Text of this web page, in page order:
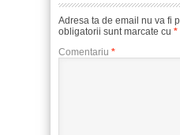
Adresa ta de email nu va fi
obligatorii sunt marcate cu *
Comentariu *